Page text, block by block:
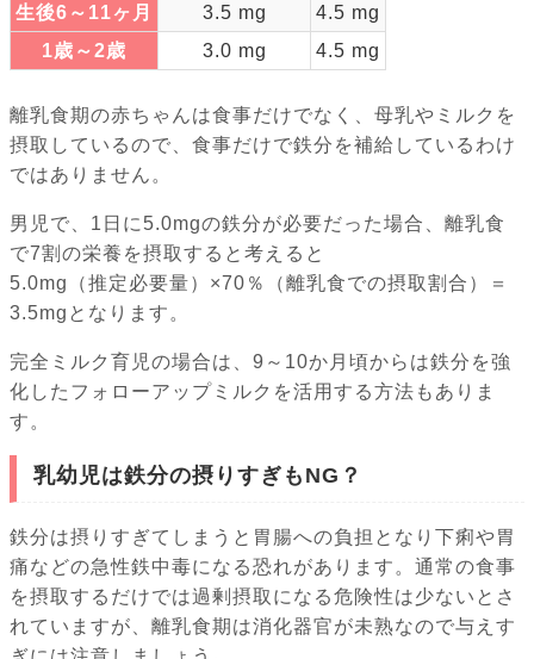
生後6～11ヶ月
3.5 mg
4.5 mg
1歳～2歳
3.0 mg 4.5 mg
離乳食期の赤ちゃんは食事だけでなく、母乳やミルクを
摂取しているので、食事だけで鉄分を補給しているわけ
ではありません。
男児で、1日に5.0mgの鉄分が必要だった場合、離乳食
で7割の栄養を摂取すると考えると
5.0mg（推定必要量）×70％（離乳食での摂取割合）＝
3.5mgとなります。
完全ミルク育児の場合は、9～10か月頃からは鉄分を強
化したフォローアップミルクを活用する方法もありま
す。
乳幼児は鉄分の摂りすぎもNG？
鉄分は摂りすぎてしまうと胃腸への負担となり下痢や胃
痛などの急性鉄中毒になる恐れがあります。通常の食事
を摂取するだけでは過剰摂取になる危険性は少ないとさ
れていますが、離乳食期は消化器官が未熟なので与えす